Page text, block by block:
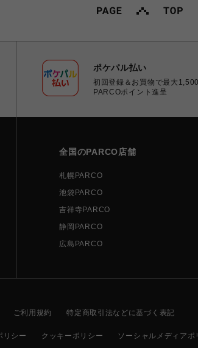
ポケパル払い
初回登録＆お買物で最大
PARCOポイント進呈
全国のPARCO店舗
札幌PARCO
池袋PARCO
吉祥寺PARCO
静岡PARCO
広島PARCO
ご利用規約 特定商取引法などに基づく表記
リシー クッキーポリシー ソーシャルメディアポ